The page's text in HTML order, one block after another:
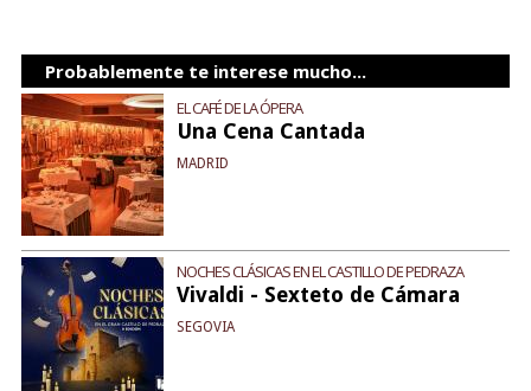
Probablemente te interese mucho...
EL CAFÉ DE LA ÓPERA
Una Cena Cantada
MADRID
NOCHES CLÁSICAS EN EL CASTILLO DE PEDRAZA
Vivaldi - Sexteto de Cámara
SEGOVIA